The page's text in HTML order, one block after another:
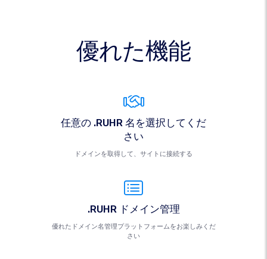
優れた機能
任意の .RUHR 名を選択してくだ
さい
ドメインを取得して、サイトに接続する
.RUHR ドメイン管理
優れたドメイン名管理プラットフォームをお楽しみくだ
さい